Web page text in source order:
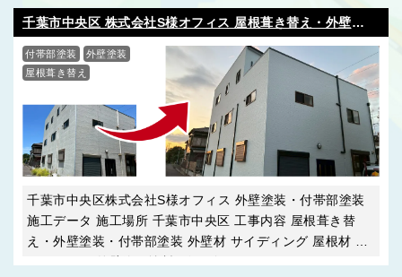
千葉市中央区 株式会社S様オフィス 屋根葺き替え・外壁塗
装・付帯部塗装
付帯部塗装
外壁塗装
屋根葺き替え
千葉市中央区株式会社S様オフィス 外壁塗装・付帯部塗装
施工データ 施工場所 千葉市中央区 工事内容 屋根葺き替
え・外壁塗装・付帯部塗装 外壁材 サイディング 屋根材 ガ